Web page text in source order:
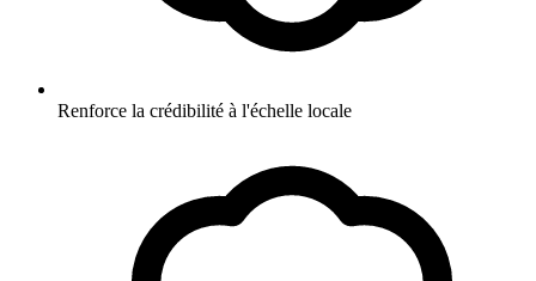
Renforce la crédibilité à l'échelle locale